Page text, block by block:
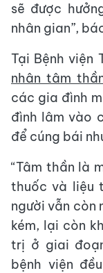
sẽ được
nhân gian”,
Tại Bệnh viện
nhân tâm
các gia đình
đình lâm vào
để cúng bái
“Tâm thần là
thuốc và liệu
người vẫn còn
kém, lại còn
trị ở giai
bệnh viện